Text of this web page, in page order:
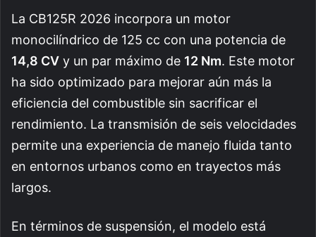
La CB125R 2026 incorpora un motor
monocilíndrico de 125 cc con una potencia de
14,8 CV y un par máximo de 12 Nm. Este motor
ha sido optimizado para mejorar aún más la
eficiencia del combustible sin sacrificar el
rendimiento. La transmisión de seis velocidades
permite una experiencia de manejo fluida tanto
en entornos urbanos como en trayectos más
largos.
En términos de suspensión, el modelo está